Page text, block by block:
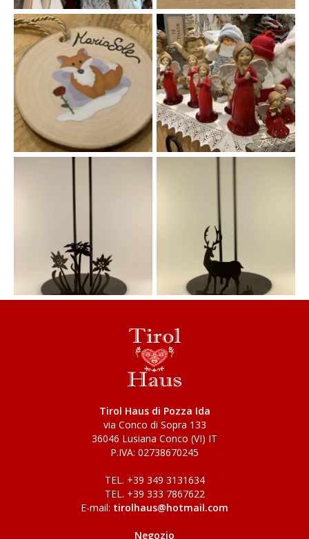
Tirol Haus di Pozza Ida
via Conco di Sopra 133
36046 Lusiana Conco (VI) IT
P.IVA: 02738670245
TEL. +39 349 3131634
TEL. +39 333 7867622
E-mail: tirolhaus@hotmail.com
Negozio